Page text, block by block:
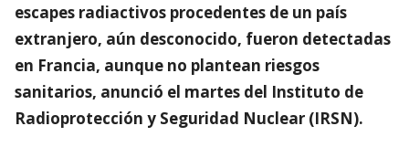
escapes radiactivos procedentes de un país
extranjero, aún desconocido, fueron detectadas
en Francia, aunque no plantean riesgos
sanitarios, anunció el martes del Instituto de
Radioprotección y Seguridad Nuclear (IRSN).